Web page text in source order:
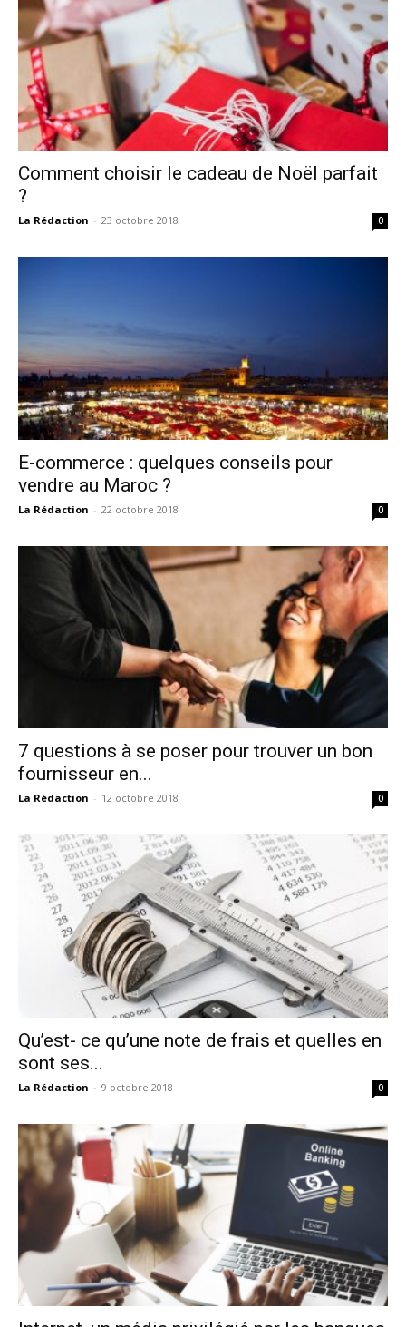
Comment choisir le cadeau de Noël parfait
?
La Rédaction - 23 octobre 2018 0
E-commerce : quelques conseils pour
vendre au Maroc ?
La Rédaction - 22 octobre 2018 0
7 questions à se poser pour trouver un bon
fournisseur en...
La Rédaction - 12 octobre 2018 0
Qu’est- ce qu’une note de frais et quelles en
sont ses...
La Rédaction - 9 octobre 2018 0